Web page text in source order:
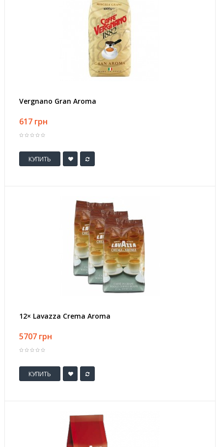
Vergnano Gran Aroma
617 грн
КУПИТЬ
12× Lavazza Crema Aroma
5707 грн
КУПИТЬ